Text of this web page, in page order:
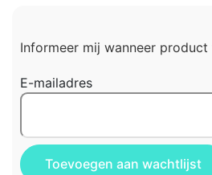
Informeer mij wanneer
E-mailadres